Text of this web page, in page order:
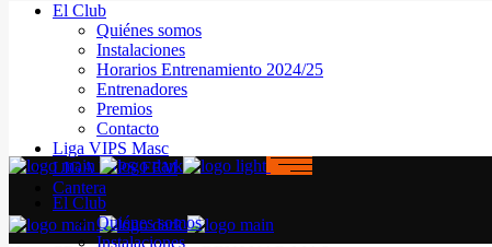
El Club
Quiénes somos
Instalaciones
Horarios Entrenamiento 2024/25
Entrenadores
Premios
Contacto
Liga VIPS Masc
LIGA VIPS FEM
Cantera
El Club
Quiénes somos
Instalaciones